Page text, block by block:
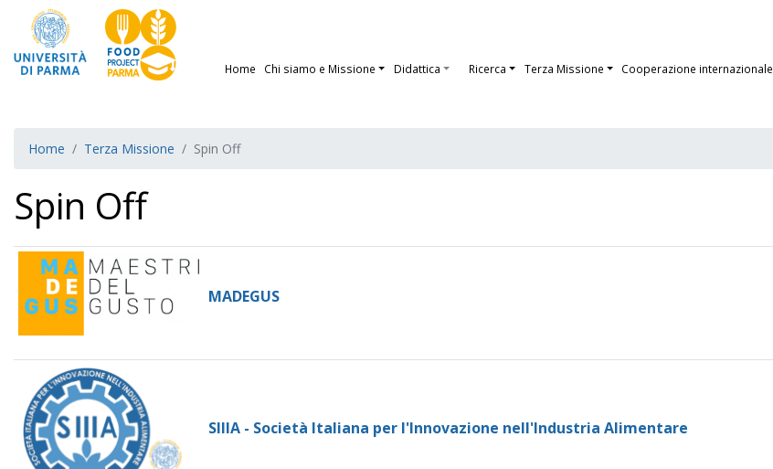
Home Chi siamo e Missione Didattica Ricerca Terza Missione Cooperazione internazionale
Home Terza Missione Spin Off
Spin Off
MADEGUS
SIIIA - Società Italiana per l'Innovazione nell'Industria Alimentare